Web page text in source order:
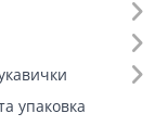
упаковка